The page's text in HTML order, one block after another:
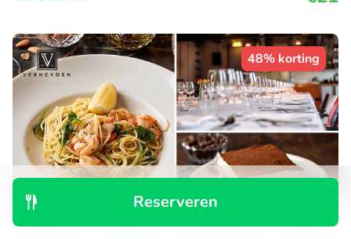
Reserveren
48% korting